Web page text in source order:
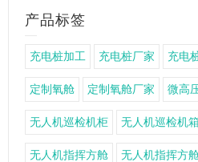
产品标签
充电桩加工 充电桩厂家 充电
定制氧舱 定制氧舱厂家 微高
无人机巡检机柜 无人机巡检机
无人机指挥方舱 无人机指挥方